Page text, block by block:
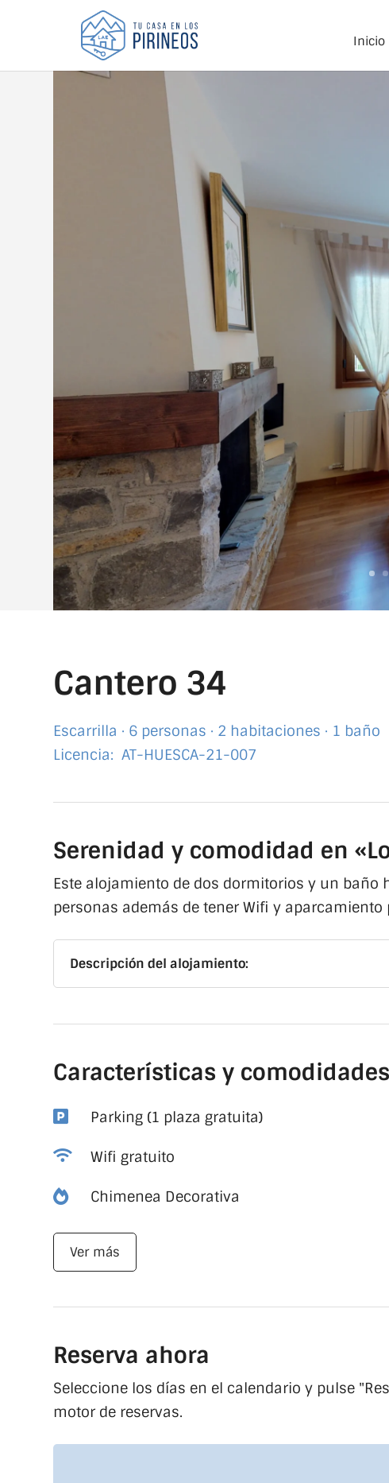
Inicio
Cantero 34
Escarrilla · 6 personas · 2 habitaciones · 1 baño
Licencia: AT-HUESCA-21-007
Serenidad y comodidad en
Este alojamiento de dos dormitorios y un baño
personas además de tener Wifi y aparcamiento
Descripción del alojamiento:
Características y comodidades
 Parking (1 plaza gratuita)
 Wifi gratuito
 Chimenea Decorativa
Ver más
Reserva ahora
Seleccione los días en el calendario y pulse
motor de reservas.